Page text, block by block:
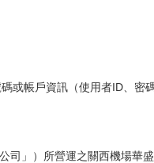
或帳戶資訊（使用者ID、密
」）所營運之關西機場華